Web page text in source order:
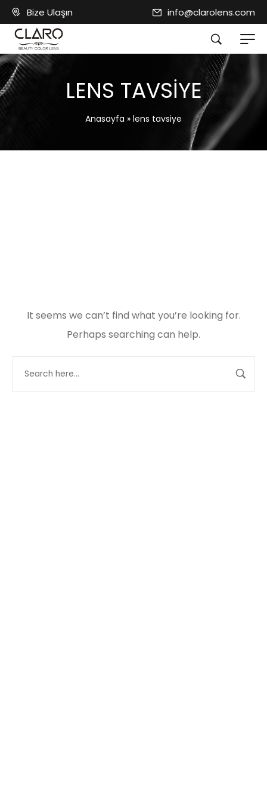
Bize Ulaşın info@clarolens.com
LENS TAVSIYE
Anasayfa » lens tavsiye
It seems we can’t find what you’re looking for.
Perhaps searching can help.